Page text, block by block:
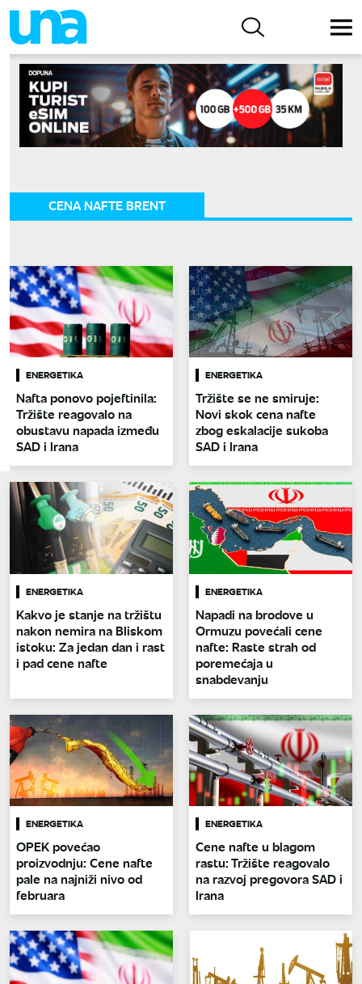
CENA NAFTE BRENT
ENERGETIKA
Nafta ponovo pojeftinila:
Tržište reagovalo na
obustavu napada između
SAD i Irana
ENERGETIKA
Tržište se ne smiruje:
Novi skok cena nafte
zbog eskalacije sukoba
SAD i Irana
ENERGETIKA
Kakvo je stanje na tržištu
nakon nemira na Bliskom
istoku: Za jedan dan i rast
i pad cene nafte
ENERGETIKA
Napadi na brodove u
Ormuzu povećali cene
nafte: Raste strah od
poremećaja u
snabdevanju
ENERGETIKA
OPEK povećao
proizvodnju: Cene nafte
pale na najniži nivo od
februara
ENERGETIKA
Cene nafte u blagom
rastu: Tržište reagovalo
na razvoj pregovora SAD i
Irana